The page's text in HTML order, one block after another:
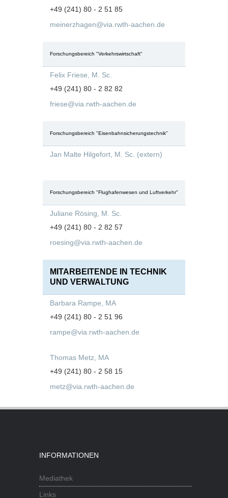
+49 (241) 80 - 2 51 85
meinerzhagen@via.rwth-aachen.de
Forschungsbereich "Verkehrswirtschaft"
Felix Friese, M. Sc.
+49 (241) 80 - 2 82 82
friese@via.rwth-aachen.de
Forschungsbereich "Eisenbahnsicherungstechnik"
Jan Malte Hilgefort, M. Sc. (extern)
Forschungsbereich "Flughafenwesen und Luftverkehr"
Juliane Rösing, M. Sc.
+49 (241) 80 - 2 82 57
roesing@via.rwth-aachen.de
MITARBEITENDE IN TECHNIK
UND VERWALTUNG
Barbara Rampe, MA
+49 (241) 80 - 2 51 96
rampe@via.rwth-aachen.de
Thomas Metz, MA
+49 (241) 80 - 2 58 15
metz@via.rwth-aachen.de
INFORMATIONEN
Mediathek
Links